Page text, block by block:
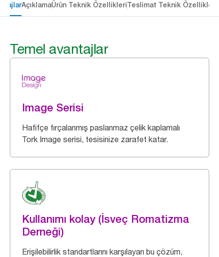
AçıklamaÜrün Teknik ÖzellikleriTeslimat Teknik Özellikleri
Temel avantajlar
Image Serisi
Hafifçe fırçalanmış paslanmaz çelik kaplamalı
Tork Image serisi, tesisinize zarafet katar.
Kullanımı kolay (İsveç Romatizma
Derneği)
Erişilebilirlik standartlarını karşılayan bu çözüm,